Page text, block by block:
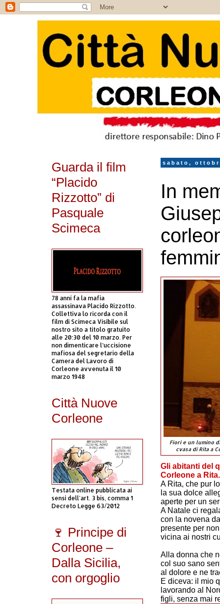
sabato,
In
Fiori e un lumino
cvasa di Rita a
Gli abitanti del
Corleone a Rita.
A Rita, che pur
la sua dolce
aperte per un
A Natale ci
con la novena
presente per
vicina ai nostri
Alla donna che
col suo sano
al dolore e ne
E diceva: il mio
lavorando al
figli, senza mai
Guarda il film
“Placido
Rizzotto” di
Pasquale
Scimeca
78 anni fa la mafia
assassinava Placido Rizzotto.
Collettiva lo ricorda con il
film di Scimeca Visibile sul
nostro sito a titolo gratuito
alle 20:30 del 10 marzo. Per
non dimenticare l’uccisione
mafiosa del segretario della
Camera del Lavoro di
Corleone avvenuta il 10
marzo 1948
Città Nuove
Corleone
Testata online pubblicata ai
sensi dell'art. 3 bis, comma 1
Decreto Legge 63/2012
🍷 Principe di
Corleone –
Dalla Sicilia,
con orgoglio